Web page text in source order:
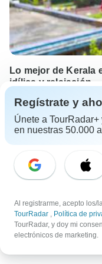
Desde
Lo mejor de Kerala
idílica y relajación
9 days • 4,8 (12)
Desde
EUR 956
Sigue
6 días Tailandia
Regístrate y
Únete a TourRadar+
en nuestras 50.000
Al registrarme, acepto los/
TourRadar , Política de
TourRadar, y doy mi
electrónicos de marketing.